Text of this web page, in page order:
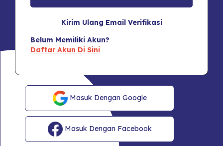
Kirim Ulang Email Verifikasi
Belum Memiliki Akun?
Daftar Akun Di Sini
Masuk Dengan Google
Masuk Dengan Facebook